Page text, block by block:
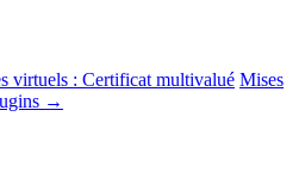
virtuels : Certificat multivalué Mises
→